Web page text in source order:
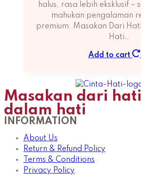
halus, rasa lebih eksklusif –
mahukan pengalaman
premium. Masakan Dari
Hati…
Add to cart
Masakan dari
dalam hati
INFORMATION
About Us
Return & Refund Policy
Terms & Conditions
Privacy Policy